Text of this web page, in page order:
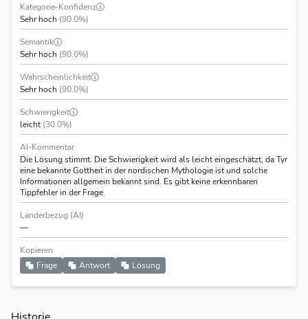
Kategorie-Konfidenz
Sehr hoch (90.0%)
Semantik
Sehr hoch (90.0%)
Wahrscheinlichkeit
Sehr hoch (90.0%)
Schwierigkeit
leicht(30.0%)
AI-Kommentar
Die Lösung stimmt. Die Schwierigkeit wird als leicht eingeschätzt, da Tyr
eine bekannte Gottheit in der nordischen Mythologie ist und solche
Informationen allgemein bekannt sind. Es gibt keine erkennbaren
Tippfehler in der Frage.
Länderbezug (AI)
—
Kopieren
Frage
Antwort Lösung